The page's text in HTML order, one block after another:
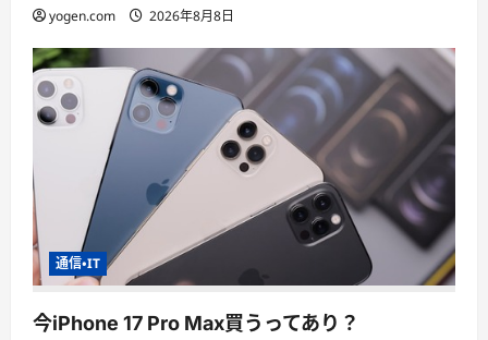
yogen.com 2026年8月8日
通信・IT
今iPhone 17 Pro Max買うってあり？